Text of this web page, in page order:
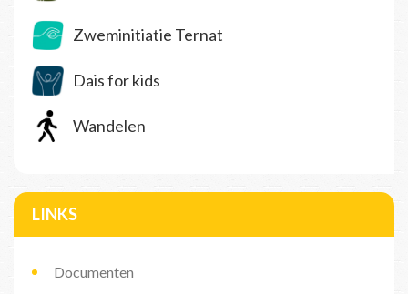
Zweminitiatie Ternat
Dais for kids
Wandelen
LINKS
Documenten